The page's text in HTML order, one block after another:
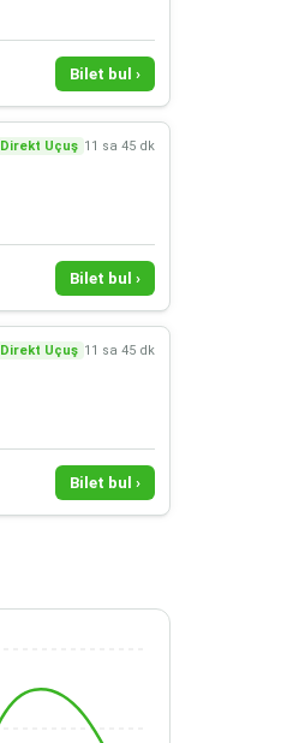
Bilet bul ›
Direkt Uçuş 11 sa 45 dk
Bilet bul ›
Direkt Uçuş 11 sa 45 dk
Bilet bul ›